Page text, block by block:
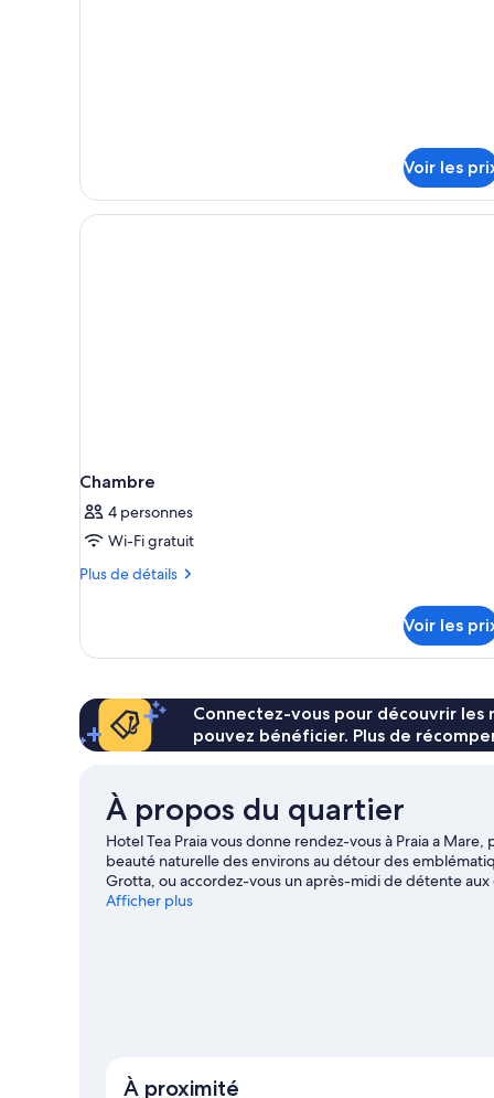
vue
mer
Voir les
Chambre
4 personnes
Wi-Fi gratuit
Plus de détails
Plus
le
chambre
Chambre
Voir les
Connectez-vous pour découvrir
pouvez bénéficier. Plus de
À propos du quartier
Hotel Tea Praia vous donne rendez-vous à Praia a
beauté naturelle des environs au détour des
Grotta, ou accordez-vous un après-midi de détente
Scalea. Les environs débordent d'activités à pratiquer
Afficher plus
À proximité